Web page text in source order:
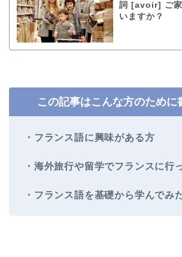
詞 [avoir] ご家
いますか？
この記事はこんな方のために
・フランス語に興味がある方
・海外旅行や留学でフランスに行
・フランス語を基礎から学んでみ